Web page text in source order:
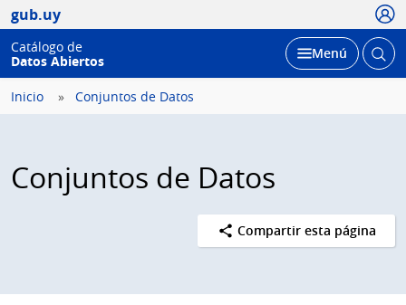
gub.uy
Catálogo de
Datos Abiertos
Desplegar
Menú Abrir
Inicio Conjuntos de Datos
Conjuntos de Datos
Compartir esta página